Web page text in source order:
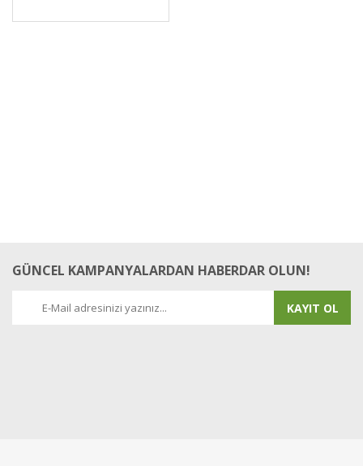
GÜNCEL KAMPANYALARDAN HABERDAR OLUN!
KAYIT OL